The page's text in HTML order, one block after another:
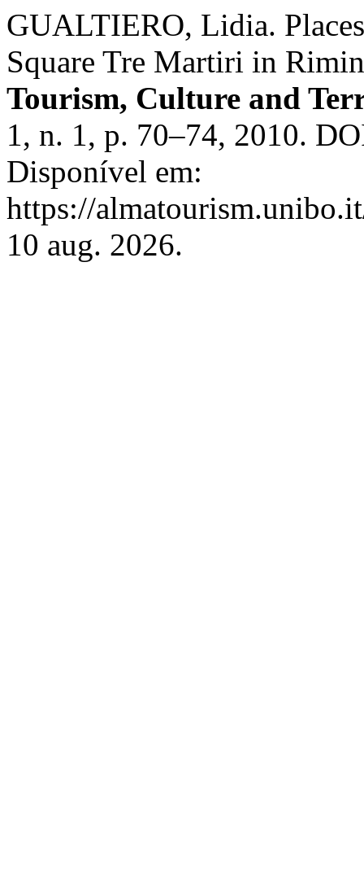
GUALTIERO, Lidia.
Square Tre Martiri in
Tourism, Culture and
1, n. 1, p. 70–74, 2010.
Disponível em:
https://
10 aug. 2026.